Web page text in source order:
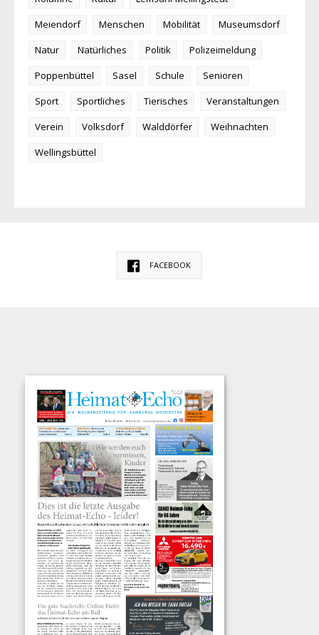
Meiendorf
Menschen Mobilität
Museumsdorf
Natur
Natürliches Politik
Polizeimeldung
Poppenbüttel
Sasel Schule
Senioren
Sport
Sportliches Tierisches
Veranstaltungen
Verein
Volksdorf Walddörfer
Weihnachten
Wellingsbüttel
FACEBOOK